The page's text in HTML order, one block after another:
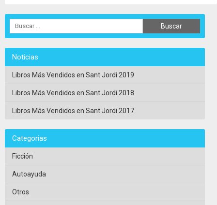
Noticias
Libros Más Vendidos en Sant Jordi 2019
Libros Más Vendidos en Sant Jordi 2018
Libros Más Vendidos en Sant Jordi 2017
Categorias
Ficción
Autoayuda
Otros